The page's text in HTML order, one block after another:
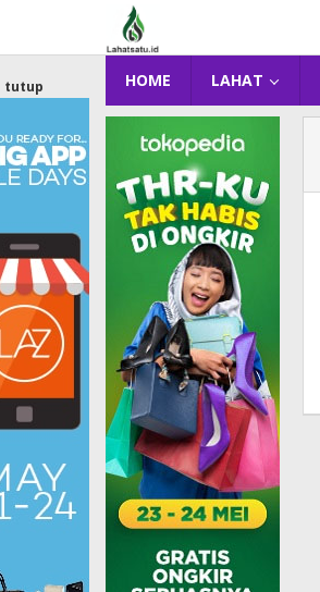
konten
HOME LAHAT
tutup